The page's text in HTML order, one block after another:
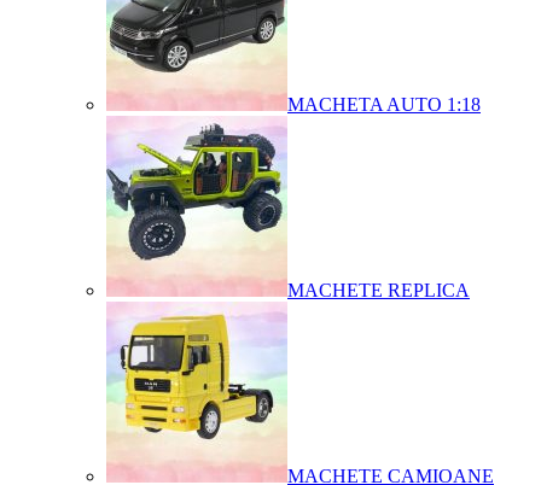
MACHETA AUTO 1:18
MACHETE REPLICA
MACHETE CAMIOANE